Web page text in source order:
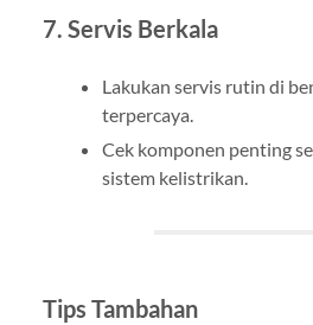
7. Servis Berkala
Lakukan servis rutin di
terpercaya.
Cek komponen penting
sistem kelistrikan.
Tips Tambahan